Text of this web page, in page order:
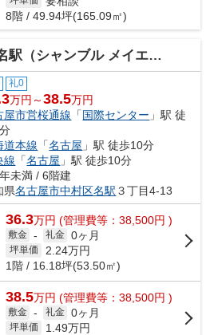
8階 / 49.94坪(165.09㎡)
ンブル メイエキ）【 オフィスおすすめ 】
礼0
万円～38.5万円
屋市営桜通線 「国際センター 」駅 徒
道本線 「名古屋 」駅 徒歩10分
線 「名古屋 」駅 徒歩10分
未満 / 6階建
県名古屋市中村区名駅 ３丁目4-13
36.3万円 (管理費等：38,500円 )
敷金 - 礼金 0ヶ月
坪単価 2.24万円
1階 / 16.18坪(53.50㎡)
38.5万円 (管理費等：38,500円 )
敷金 - 礼金 0ヶ月
坪単価 1.49万円